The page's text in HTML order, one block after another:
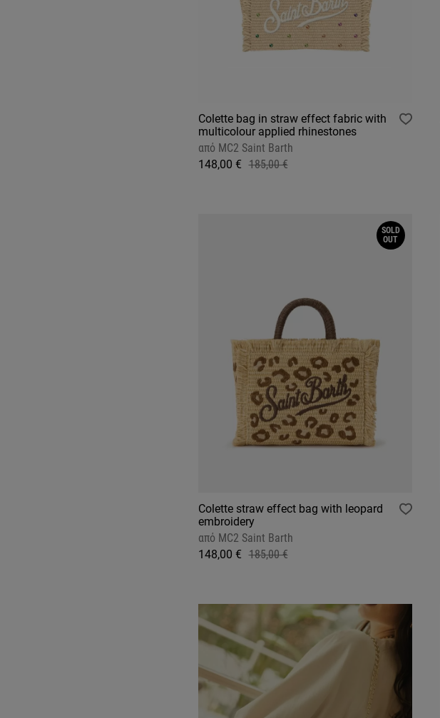
Colette bag in straw effect fabric with
multicolour applied rhinestones
από MC2 Saint Barth
148,00 € 185,00 €
Colette straw effect bag with leopard
embroidery
από MC2 Saint Barth
148,00 € 185,00 €
SOLD
OUT